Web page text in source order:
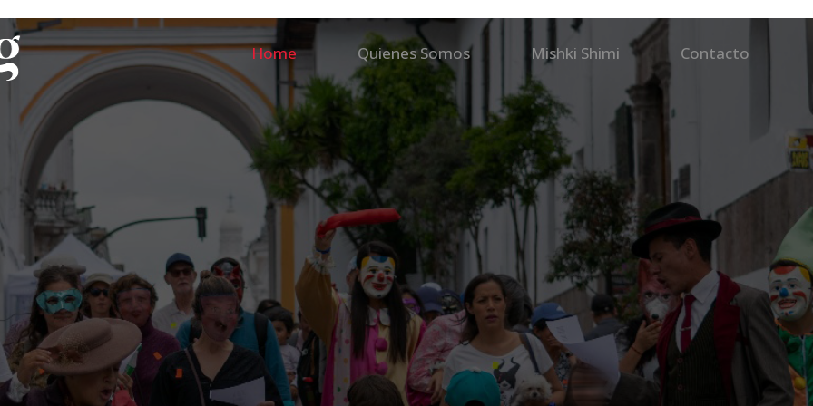
Home Quienes Somos Mishki Shimi Contacto